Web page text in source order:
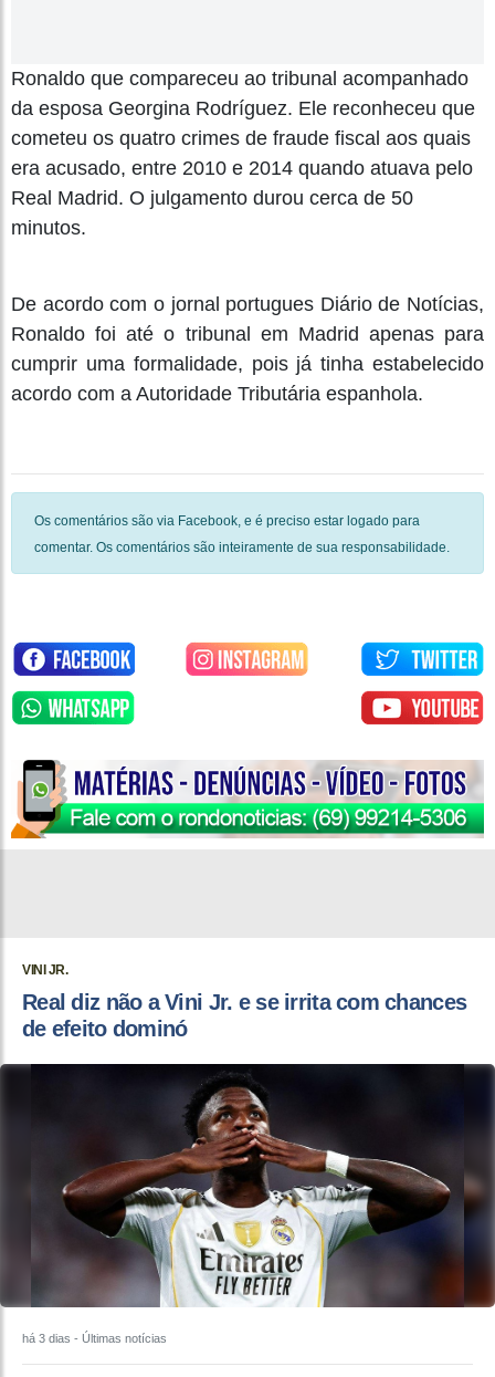
Ronaldo que compareceu ao tribunal acompanhado
da esposa Georgina Rodríguez. Ele reconheceu que
cometeu os quatro crimes de fraude fiscal aos quais
era acusado, entre 2010 e 2014 quando atuava pelo
Real Madrid. O julgamento durou cerca de 50
minutos.
De acordo com o jornal portugues Diário de Notícias,
Ronaldo foi até o tribunal em Madrid apenas para
cumprir uma formalidade, pois já tinha estabelecido
acordo com a Autoridade Tributária espanhola.
Os comentários são via Facebook, e é preciso estar logado para
comentar. Os comentários são inteiramente de sua responsabilidade.
VINI JR.
Real diz não a Vini Jr. e se irrita com chances
de efeito dominó
há 3 dias - Últimas notícias